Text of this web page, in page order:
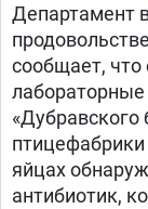
Департамент
сообщает,
яйцах
антибиотик,